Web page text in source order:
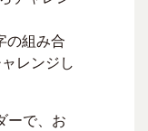
の組み合
レンジし
ーで、お